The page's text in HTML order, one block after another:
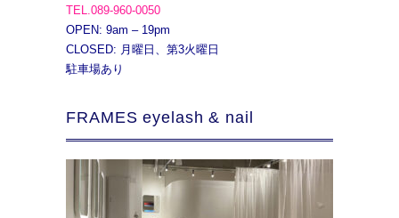
TEL.089-960-0050
OPEN: 9am – 19pm
CLOSED: 月曜日、第3火曜日
駐車場あり
FRAMES eyelash & nail